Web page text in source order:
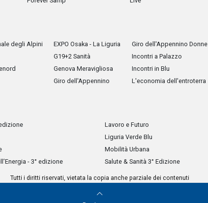
degli Alpini
EXPO Osaka - La Liguria
G19+2 Sanità
Genova Meravigliosa
Giro dell'Appennino
Giro dell'Appennino Donne
Incontri a Palazzo
Incontri in Blu
L'economia dell'entroterra
- 3° edizione
Lavoro e Futuro
Liguria Verde Blu
Mobilità Urbana
Salute & Sanità 3° Edizione
Tutti i diritti riservati, vietata la copia anche parziale dei contenuti